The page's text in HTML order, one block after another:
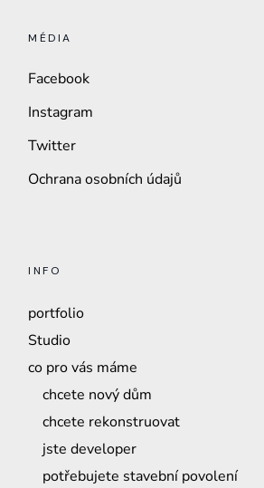
MÉDIA
Facebook
Instagram
Twitter
Ochrana osobních údajů
INFO
portfolio
Studio
co pro vás máme
chcete nový dům
chcete rekonstruovat
jste developer
potřebujete stavební povolení